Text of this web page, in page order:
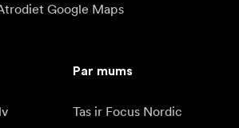
Google Maps
Par mums
Tas ir Focus Nordic